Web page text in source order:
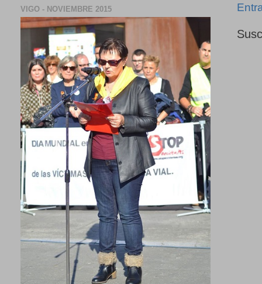
VIGO - NOVIEMBRE 2015